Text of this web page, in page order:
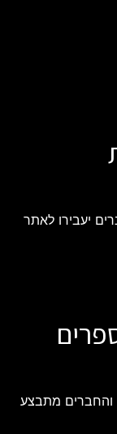
יעבירו לאתר
והחברים מתבצע